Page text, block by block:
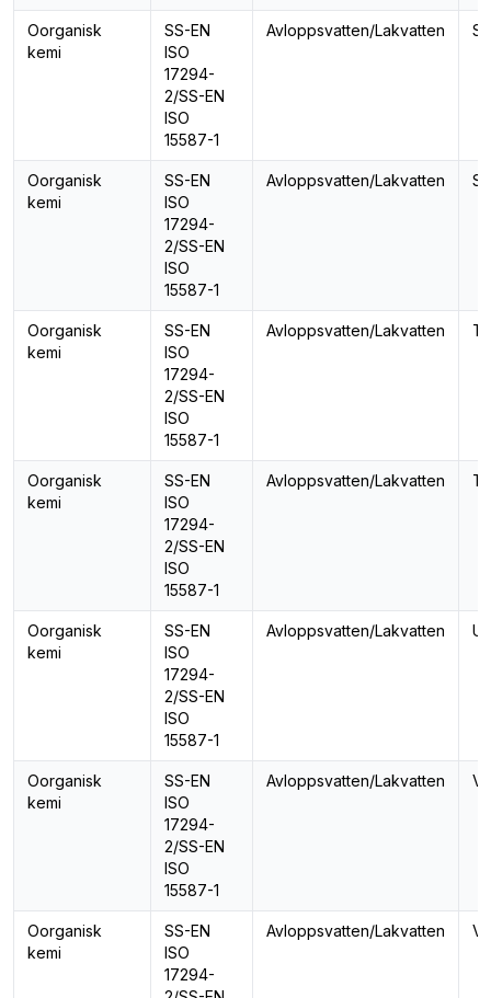
Oorganisk
kemi
SS-EN
ISO
17294-
2/SS-EN
ISO
15587-1
Avloppsvatten/Lakvatten
Oorganisk
kemi
SS-EN
ISO
17294-
2/SS-EN
ISO
15587-1
Avloppsvatten/Lakvatten
Oorganisk
kemi
SS-EN
ISO
17294-
2/SS-EN
ISO
15587-1
Avloppsvatten/Lakvatten
Oorganisk
kemi
SS-EN
ISO
17294-
2/SS-EN
ISO
15587-1
Avloppsvatten/Lakvatten
Oorganisk
kemi
SS-EN
ISO
17294-
2/SS-EN
ISO
15587-1
Avloppsvatten/Lakvatten
Oorganisk
kemi
SS-EN
ISO
17294-
2/SS-EN
ISO
15587-1
Avloppsvatten/Lakvatten
Oorganisk
kemi
SS-EN
ISO
17294-
Avloppsvatten/Lakvatten